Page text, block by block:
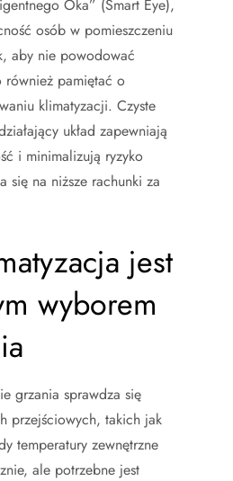
Oka” (Smart Eye),
osób w pomieszczeniu
aby nie powodować
również pamiętać o
klimatyzacji. Czyste
układ zapewniają
i minimalizują ryzyko
się na niższe rachunki za
jest
wyborem
grzania sprawdza się
przejściowych, takich jak
temperatury zewnętrzne
ale potrzebne jest